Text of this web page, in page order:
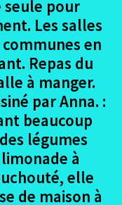
seule pour
Les salles
en
Repas du
à manger.
par Anna. :
beaucoup
légumes
à
elle
de maison à